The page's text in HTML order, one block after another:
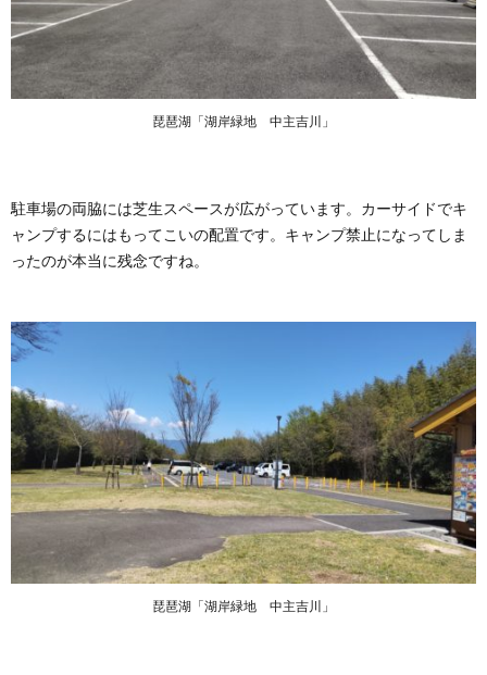
琵琶湖「湖岸緑地 中主吉川」
駐車場の両脇には芝生スペースが広がっています。カーサイドでキ
ャンプするにはもってこいの配置です。キャンプ禁止になってしま
ったのが本当に残念ですね。
琵琶湖「湖岸緑地 中主吉川」